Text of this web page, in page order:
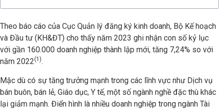
Theo báo cáo của Cục Quản lý đăng ký kinh doanh, Bộ Kế hoạch
và Đầu tư (KH&ĐT) cho thấy năm 2023 ghi nhận con số kỷ lục
với gần 160.000 doanh nghiệp thành lập mới, tăng 7,24% so với
năm 2022(1).
Mặc dù có sự tăng trưởng mạnh trong các lĩnh vực như Dịch vụ
bán buôn, bán lẻ, Giáo dục, Y tế, một số ngành nghề đặc thù khác
lại giảm mạnh. Điển hình là nhiều doanh nghiệp trong ngành Tài